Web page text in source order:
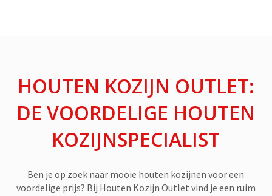
HOUTEN KOZIJN OUTLET:
DE VOORDELIGE HOUTEN
KOZIJNSPECIALIST
Ben je op zoek naar mooie houten kozijnen voor een
voordelige prijs? Bij Houten Kozijn Outlet vind je een ruim